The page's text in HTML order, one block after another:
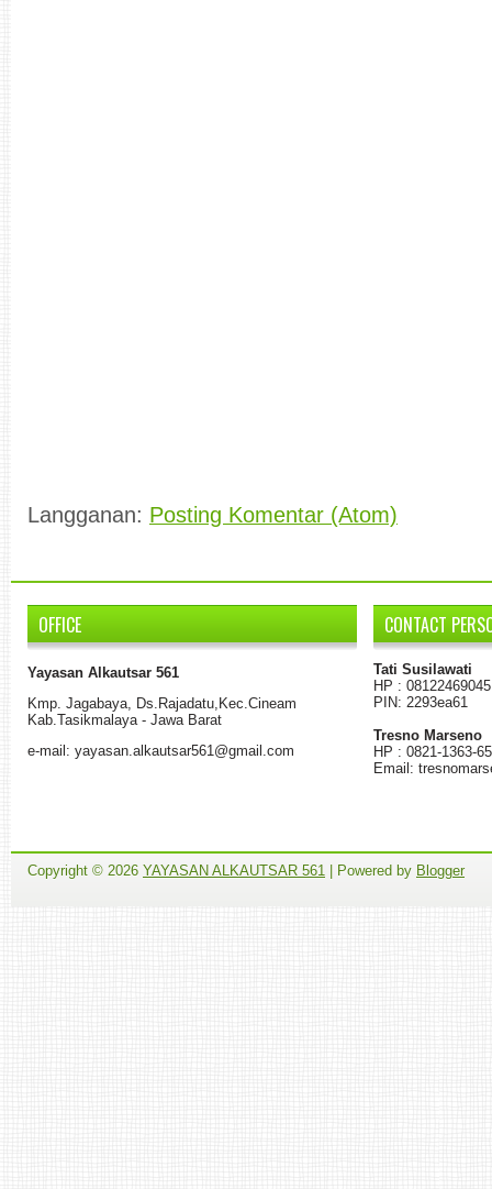
Langganan: Posting Komentar (Atom)
OFFICE
Yayasan Alkautsar 561
Kmp. Jagabaya, Ds. Rajadatu, Kec.Cineam
Kab.Tasikmalaya - Jawa Barat
e-mail: yayasan.alkautsar561@gmail.com
CONTACT
Tati Susilawati
HP : 08122469045
PIN: 2293ea61
Tresno Marseno
HP : 0821-1363-
Email:
Copyright © 2026 YAYASAN ALKAUTSAR 561 | Powered by Blogger